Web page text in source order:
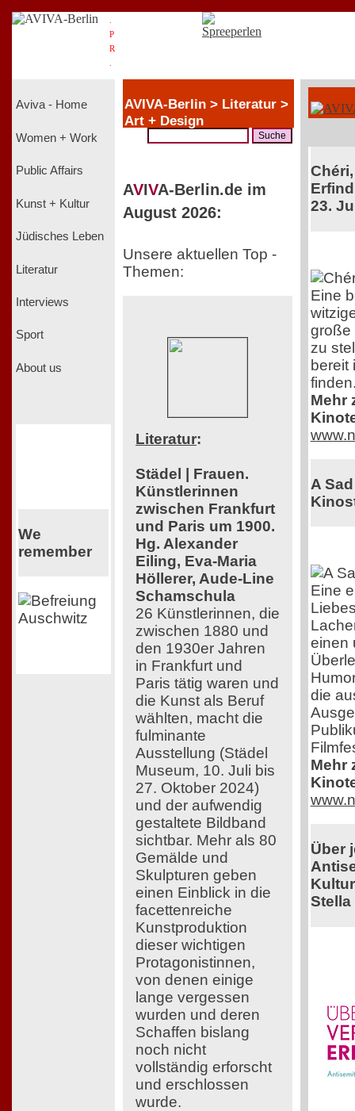
P
R
Aviva - Home
Women + Work
Public Affairs
Kunst + Kultur
Jüdisches Leben
Literatur
Interviews
Sport
About us
We
remember
AVIVA-Berlin > Literatur >
Art + Design
AVIVA-Berlin.de im
August 2026:
Unsere aktuellen Top -
Themen:
Literatur:
Städel | Frauen.
Künstlerinnen
zwischen Frankfurt
und Paris um 1900.
Hg. Alexander
Eiling, Eva-Maria
Höllerer, Aude-Line
Schamschula
26 Künstlerinnen, die
zwischen 1880 und
den 1930er Jahren
in Frankfurt und
Paris tätig waren und
die Kunst als Beruf
wählten, macht die
fulminante
Ausstellung (Städel
Museum, 10. Juli bis
27. Oktober 2024)
und der aufwendig
gestaltete Bildband
sichtbar. Mehr als 80
Gemälde und
Skulpturen geben
einen Einblick in die
facettenreiche
Kunstproduktion
dieser wichtigen
Protagonistinnen,
von denen einige
lange vergessen
wurden und deren
Schaffen bislang
noch nicht
vollständig erforscht
und erschlossen
wurde.
23.
Eine
große
zu
bereit
Mehr
A
Eine
einen
die
Mehr
Über
Stella